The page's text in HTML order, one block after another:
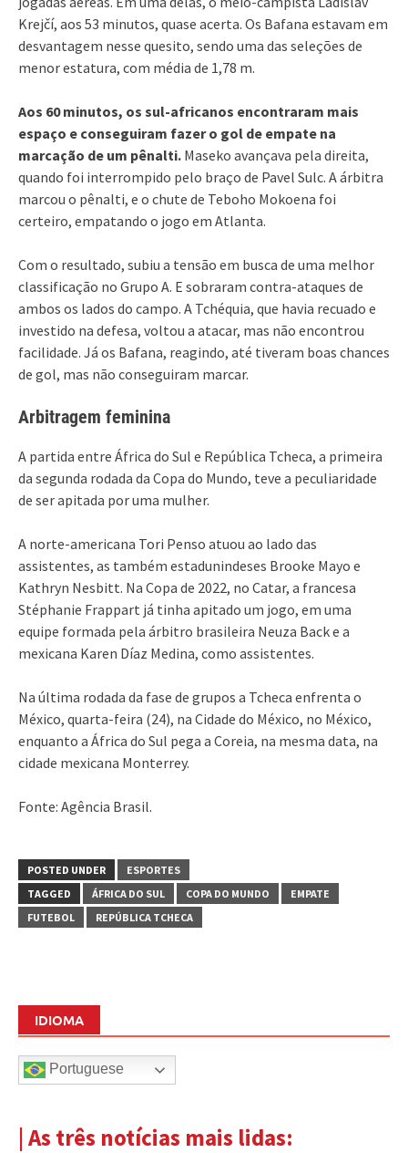
Krejčí, aos 53 minutos, quase acerta. Os Bafana estavam em
desvantagem nesse quesito, sendo uma das seleções de
menor estatura, com média de 1,78 m.
Aos 60 minutos, os sul-africanos encontraram mais
espaço e conseguiram fazer o gol de empate na
marcação de um pênalti. Maseko avançava pela direita,
quando foi interrompido pelo braço de Pavel Sulc. A árbitra
marcou o pênalti, e o chute de Teboho Mokoena foi
certeiro, empatando o jogo em Atlanta.
Com o resultado, subiu a tensão em busca de uma melhor
classificação no Grupo A. E sobraram contra-ataques de
ambos os lados do campo. A Tchéquia, que havia recuado e
investido na defesa, voltou a atacar, mas não encontrou
facilidade. Já os Bafana, reagindo, até tiveram boas chances
de gol, mas não conseguiram marcar.
Arbitragem feminina
A partida entre África do Sul e República Tcheca, a primeira
da segunda rodada da Copa do Mundo, teve a peculiaridade
de ser apitada por uma mulher.
A norte-americana Tori Penso atuou ao lado das
assistentes, as também estadunindeses Brooke Mayo e
Kathryn Nesbitt. Na Copa de 2022, no Catar, a francesa
Stéphanie Frappart já tinha apitado um jogo, em uma
equipe formada pela árbitro brasileira Neuza Back e a
mexicana Karen Díaz Medina, como assistentes.
Na última rodada da fase de grupos a Tcheca enfrenta o
México, quarta-feira (24), na Cidade do México, no México,
enquanto a África do Sul pega a Coreia, na mesma data, na
cidade mexicana Monterrey.
Fonte: Agência Brasil.
POSTED UNDER
ESPORTES
TAGGED
ÁFRICA DO SUL COPA DO MUNDO
EMPATE
FUTEBOL
REPÚBLICA TCHECA
IDIOMA
Portuguese
| As três notícias mais lidas: